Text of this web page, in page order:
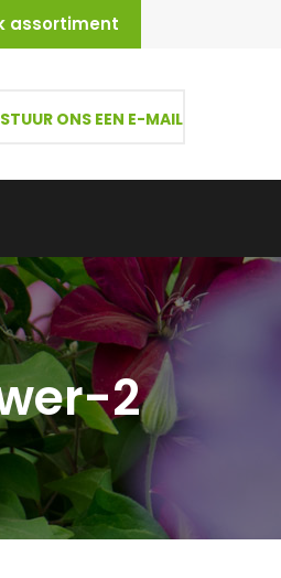
assortiment
STUUR ONS EEN E-MAIL
2